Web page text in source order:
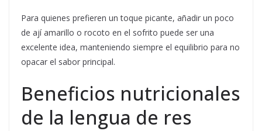
Para quienes prefieren un toque picante, añadir un poco
de ají amarillo o rocoto en el sofrito puede ser una
excelente idea, manteniendo siempre el equilibrio para no
opacar el sabor principal.
Beneficios nutricionales
de la lengua de res